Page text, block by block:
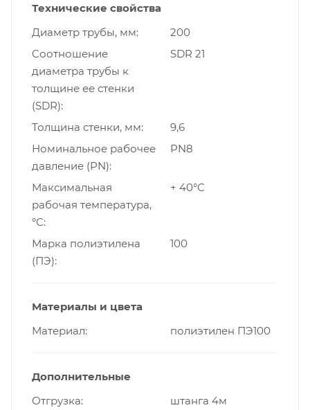
Технические свойства
Диаметр трубы, мм
200
Cоотношение
диаметра трубы к
толщине ее стенки
(SDR)
SDR 21
Толщина стенки, мм
9,6
Номинальное рабочее
давление (PN)
PN8
Максимальная
рабочая температура,
°С
+ 40°С
Марка полиэтилена
(ПЭ)
100
Материалы и цвета
Материал
полиэтилен ПЭ100
Дополнительные
Отгрузка
штанга 4м